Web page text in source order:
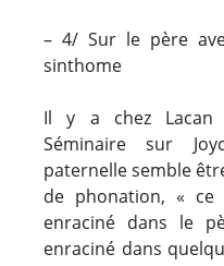
– 4/ Sur le père
sinthome
Il y a chez Lacan
Séminaire sur
paternelle semble
de phonation, «
enraciné dans le
enraciné dans